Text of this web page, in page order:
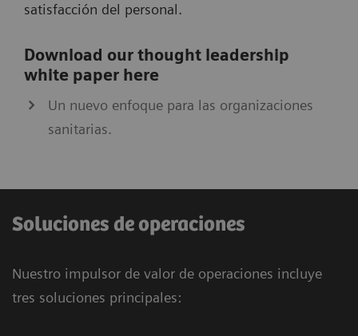
satisfacción del personal.
Download our thought leadership
white paper here
Un nuevo enfoque para las organizaciones
sanitarias.
Soluciones de operaciones
Nuestro impulsor de valor de operaciones incluye
tres soluciones principales: